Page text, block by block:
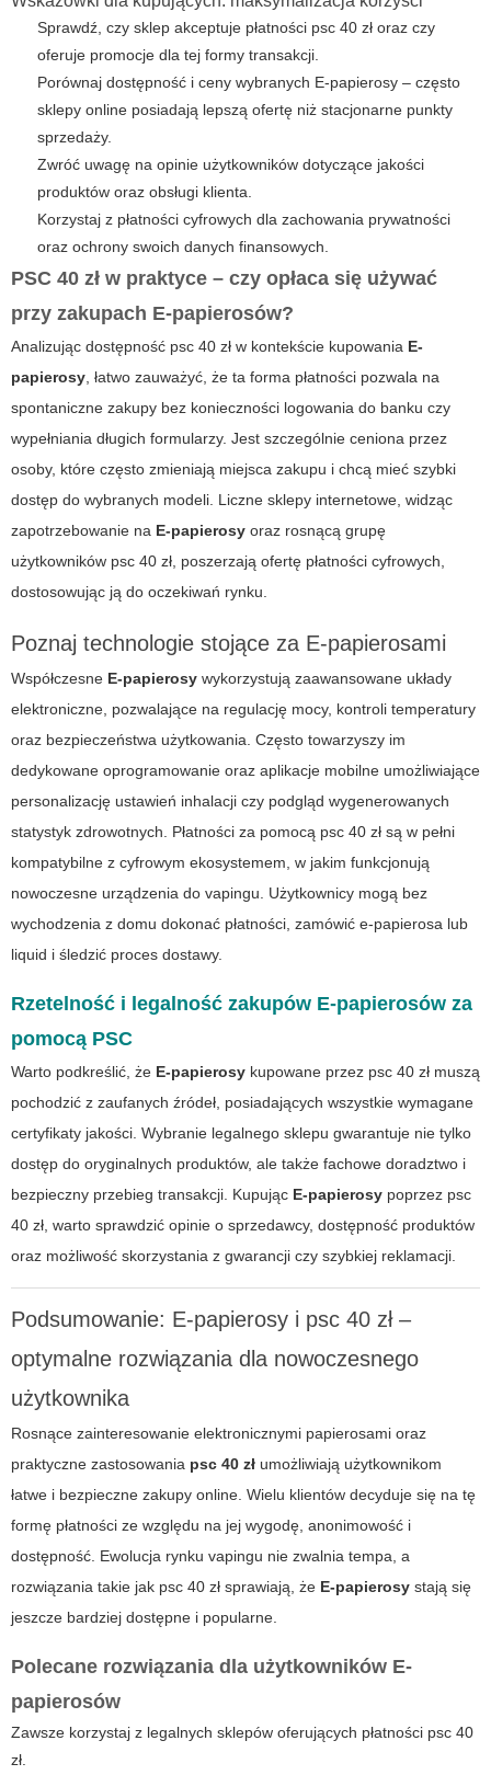
Sprawdź, czy sklep akceptuje płatności psc 40 zł oraz czy
oferuje promocje dla tej formy transakcji.
Porównaj dostępność i ceny wybranych E-papierosy – często
sklepy online posiadają lepszą ofertę niż stacjonarne punkty
sprzedaży.
Zwróć uwagę na opinie użytkowników dotyczące jakości
produktów oraz obsługi klienta.
Korzystaj z płatności cyfrowych dla zachowania prywatności
oraz ochrony swoich danych finansowych.
PSC 40 zł w praktyce – czy opłaca się używać
przy zakupach E-papierosów?
Analizując dostępność psc 40 zł w kontekście kupowania E-
papierosy , łatwo zauważyć, że ta forma płatności pozwala na
spontaniczne zakupy bez konieczności logowania do banku czy
wypełniania długich formularzy. Jest szczególnie ceniona przez
osoby, które często zmieniają miejsca zakupu i chcą mieć szybki
dostęp do wybranych modeli. Liczne sklepy internetowe, widząc
zapotrzebowanie na E-papierosy oraz rosnącą grupę
użytkowników psc 40 zł , poszerzają ofertę płatności cyfrowych,
dostosowując ją do oczekiwań rynku.
Poznaj technologie stojące za E-papierosami
Współczesne E-papierosy wykorzystują zaawansowane układy
elektroniczne, pozwalające na regulację mocy, kontroli temperatury
oraz bezpieczeństwa użytkowania. Często towarzyszy im
dedykowane oprogramowanie oraz aplikacje mobilne umożliwiające
personalizację ustawień inhalacji czy podgląd wygenerowanych
statystyk zdrowotnych. Płatności za pomocą psc 40 zł są w pełni
kompatybilne z cyfrowym ekosystemem, w jakim funkcjonują
nowoczesne urządzenia do vapingu. Użytkownicy mogą bez
wychodzenia z domu dokonać płatności, zamówić e-papierosa lub
liquid i śledzić proces dostawy.
Rzetelność i legalność zakupów E-papierosów za
pomocą PSC
Warto podkreślić, że E-papierosy kupowane przez psc 40 zł muszą
pochodzić z zaufanych źródeł, posiadających wszystkie wymagane
certyfikaty jakości. Wybranie legalnego sklepu gwarantuje nie tylko
dostęp do oryginalnych produktów, ale także fachowe doradztwo i
bezpieczny przebieg transakcji. Kupując E-papierosy poprzez psc
40 zł , warto sprawdzić opinie o sprzedawcy, dostępność produktów
oraz możliwość skorzystania z gwarancji czy szybkiej reklamacji.
Podsumowanie: E-papierosy i psc 40 zł –
optymalne rozwiązania dla nowoczesnego
użytkownika
Rosnące zainteresowanie elektronicznymi papierosami oraz
praktyczne zastosowania psc 40 zł umożliwiają użytkownikom
łatwe i bezpieczne zakupy online. Wielu klientów decyduje się na tę
formę płatności ze względu na jej wygodę, anonimowość i
dostępność. Ewolucja rynku vapingu nie zwalnia tempa, a
rozwiązania takie jak psc 40 zł sprawiają, że E-papierosy stają się
jeszcze bardziej dostępne i popularne.
Polecane rozwiązania dla użytkowników E-
papierosów
Zawsze korzystaj z legalnych sklepów oferujących płatności psc 40
zł